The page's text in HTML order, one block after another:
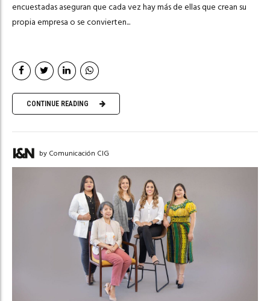
encuestadas aseguran que cada vez hay más de ellas que crean su
propia empresa o se convierten...
CONTINUE READING
by Comunicación CIG